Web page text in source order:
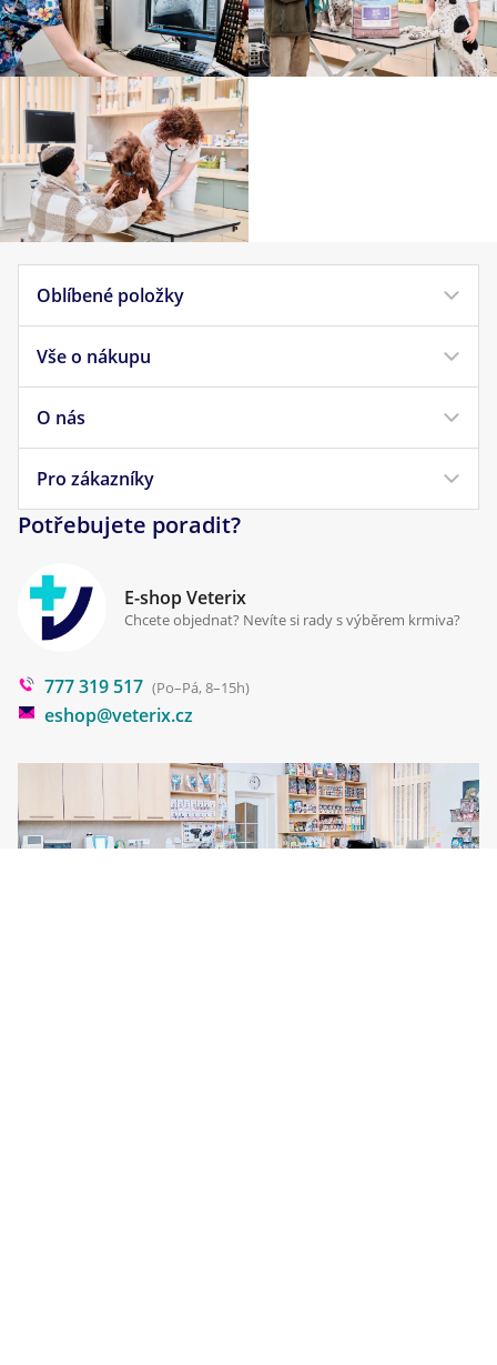
Oblíbené položky
Krmivo pro psy
Krmivo pro kočky
Veterinární diety
Pamlsky pro psy
Vše o nákupu
Doprava a platba
Obchodní podmínky
Reklamace a vrácení
Cookies a podmínky používání
O nás
Náš příběh
Pro zákazníky
Klinika Prostějov
Poradna
Blog
Potřebujete poradit?
E-shop Veterix
Chcete objednat? Nevíte si rady s výběrem krmiva?
777 319 517 (Po–Pá, 8–15h)
eshop@veterix.cz